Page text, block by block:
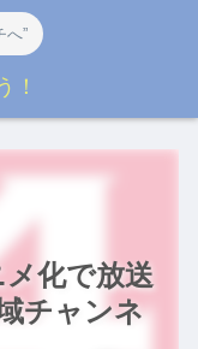
へ”
！
化で放送
チャンネ